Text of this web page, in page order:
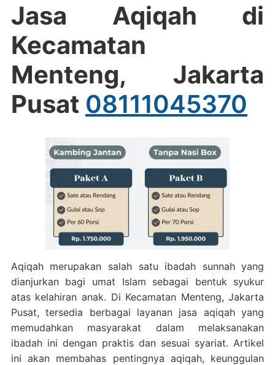
Jasa Aqiqah di
Kecamatan
Menteng, Jakarta
Pusat 08111045370
Aqiqah merupakan salah satu ibadah sunnah yang
dianjurkan bagi umat Islam sebagai bentuk syukur
atas kelahiran anak. Di Kecamatan Menteng, Jakarta
Pusat, tersedia berbagai layanan jasa aqiqah yang
memudahkan masyarakat dalam melaksanakan
ibadah ini dengan praktis dan sesuai syariat. Artikel
ini akan membahas pentingnya aqiqah, keunggulan